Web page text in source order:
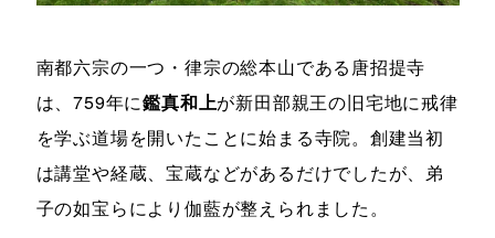
南都六宗の一つ・律宗の総本山である唐招提寺
は、759年に鑑真和上が新田部親王の旧宅地に戒律
を学ぶ道場を開いたことに始まる寺院。創建当初
は講堂や経蔵、宝蔵などがあるだけでしたが、弟
子の如宝らにより伽藍が整えられました。